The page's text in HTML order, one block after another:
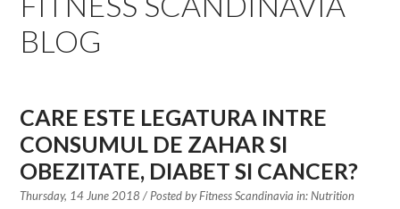
INTERNATIONAL CONSULTANTS
CALORIES CALCULATOR
AFFILIATES
BLOG
CARE ESTE LEGATURA INTRE
CONSUMUL DE ZAHAR SI
OBEZITATE, DIABET SI CANCER?
Thursday, 14 June 2018 / Posted byFitness Scandinavia in:Nutrition